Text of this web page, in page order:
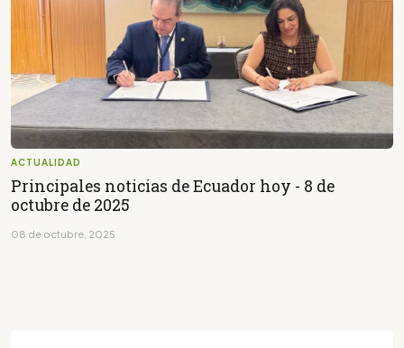
ACTUALIDAD
Principales noticias de Ecuador hoy - 8 de
octubre de 2025
08 de octubre, 2025